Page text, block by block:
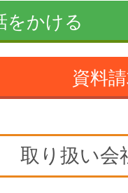
をかける
資料
取り扱い会